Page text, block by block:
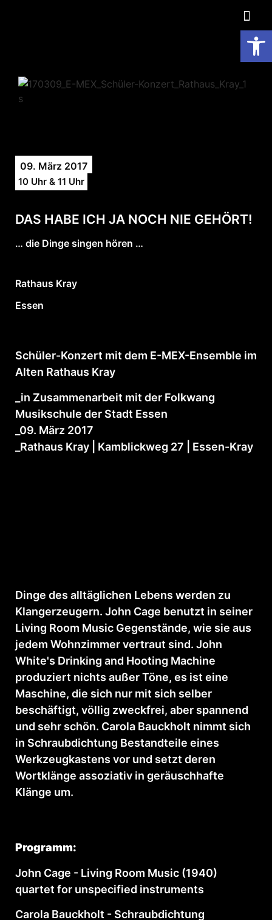
09. März 2017
10 Uhr & 11 Uhr
DAS HABE ICH JA NOCH NIE GEHÖRT!
… die Dinge singen hören …
Rathaus Kray
Essen
Schüler-Konzert mit dem E-MEX-Ensemble im
Alten Rathaus Kray
_in Zusammenarbeit mit der Folkwang
Musikschule der Stadt Essen
_09. März 2017
_Rathaus Kray | Kamblickweg 27 | Essen-Kray
Dinge des alltäglichen Lebens werden zu
Klangerzeugern. John Cage benutzt in seiner
Living Room Music Gegenstände, wie sie aus
jedem Wohnzimmer vertraut sind. John
White's Drinking and Hooting Machine
produziert nichts außer Töne, es ist eine
Maschine, die sich nur mit sich selber
beschäftigt, völlig zweckfrei, aber spannend
und sehr schön. Carola Bauckholt nimmt sich
in Schraubdichtung Bestandteile eines
Werkzeugkastens vor und setzt deren
Wortklänge assoziativ in geräuschhafte
Klänge um.
Programm:
John Cage - Living Room Music (1940)
quartet for unspecified instruments
Carola Bauckholt - Schraubdichtung